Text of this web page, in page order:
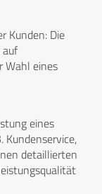
Kunden: Die
Wahl eines
eines
Kundenservice,
detaillierten